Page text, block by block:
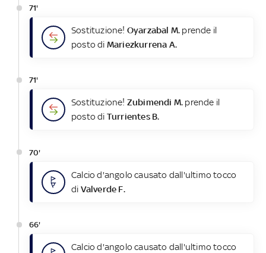
71'
Sostituzione! Oyarzabal M. prende il
posto di Mariezkurrena A.
71'
Sostituzione! Zubimendi M. prende il
posto di Turrientes B.
70'
Calcio d'angolo causato dall'ultimo tocco
di Valverde F.
66'
Calcio d'angolo causato dall'ultimo tocco